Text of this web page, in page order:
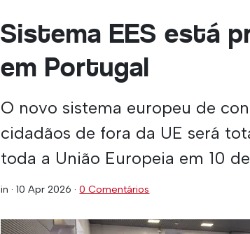
Sistema EES está
em Portugal
O novo sistema europeu de
cidadãos de fora da UE será
toda a União Europeia em 10
in ·10 Apr 2026 ·0 Comentários